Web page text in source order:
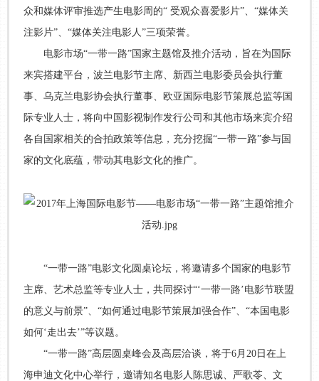
众和媒体评审推选产生电影周的“ 受观众喜爱影片”、“媒体关
注影片”、“媒体关注电影人”三项荣誉。
电影市场“一带一路”国家主题馆及推介活动，旨在为国际
来宾搭建平台，波兰电影节主席、新西兰电影委员会执行董
事、乌克兰电影协会执行董事、欧亚国际电影节策展总监等国
际专业人士，将向中国影视制作发行公司和其他市场来宾介绍
各自国家相关的合拍政策等信息，充分挖掘“一带一路”参与国
家的文化底蕴，带动其电影文化的推广。
“一带一路”电影文化圆桌论坛，将邀请多个国家的电影节
主席、艺术总监等专业人士，共同探讨“‘一带一路’电影节联盟
的意义与前景”、“如何通过电影节策展加强合作”、“本国电影
如何‘走出去’”等议题。
“一带一路”高层圆桌峰会及高层洽谈，将于6月20日在上
海申迪文化中心举行，邀请知名电影人陈思诚、严歌苓、文